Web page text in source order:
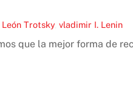
León Trotsky, vladimir I. Lenin
que la mejor forma de